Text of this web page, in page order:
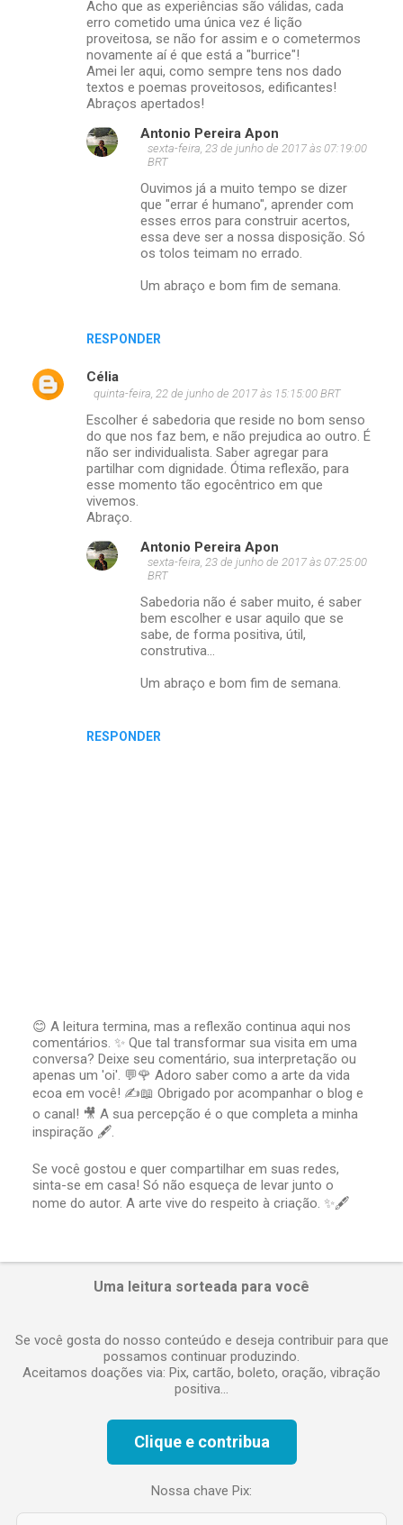
Acho que as experiências são válidas, cada
erro cometido uma única vez é lição
proveitosa, se não for assim e o cometermos
novamente aí é que está a "burrice"!
Amei ler aqui, como sempre tens nos dado
textos e poemas proveitosos, edificantes!
Abraços apertados!
RESPONDER
Antonio Pereira Apon
sexta-feira, 23 de junho de 2017 às 07:19:00
BRT
Ouvimos já a muito tempo se dizer
que "errar é humano", aprender com
esses erros para construir acertos,
essa deve ser a nossa disposição. Só
os tolos teimam no errado.
Um abraço e bom fim de semana.
Célia
quinta-feira, 22 de junho de 2017 às 15:15:00 BRT
Escolher é sabedoria que reside no bom senso
do que nos faz bem, e não prejudica ao outro. É
não ser individualista. Saber agregar para
partilhar com dignidade. Ótima reflexão, para
esse momento tão egocêntrico em que
vivemos.
Abraço.
RESPONDER
Antonio Pereira Apon
sexta-feira, 23 de junho de 2017 às 07:25:00
BRT
Sabedoria não é saber muito, é saber
bem escolher e usar aquilo que se
sabe, de forma positiva, útil,
construtiva...
Um abraço e bom fim de semana.
P
o
s
t
a
r
u
c
o
m
😊 A leitura termina, mas a reflexão continua aqui nos
comentários. ✨ Que tal transformar sua visita em uma
conversa? Deixe seu comentário, sua interpretação ou
apenas um 'oi'. 💬🌹 Adoro saber como a arte da vida
ecoa em você! ✍️📖 Obrigado por acompanhar o blog e
o canal! 🎥 A sua percepção é o que completa a minha
inspiração 🖋️.
Se você gostou e quer compartilhar em suas redes,
sinta-se em casa! Só não esqueça de levar junto o
nome do autor. A arte vive do respeito à criação. ✨🖋️
Uma leitura sorteada para você
Se você gosta do nosso conteúdo e deseja contribuir para que
possamos continuar produzindo.
Aceitamos doações via: Pix, cartão, boleto, oração, vibração
positiva...
Clique e contribua
Nossa chave Pix: